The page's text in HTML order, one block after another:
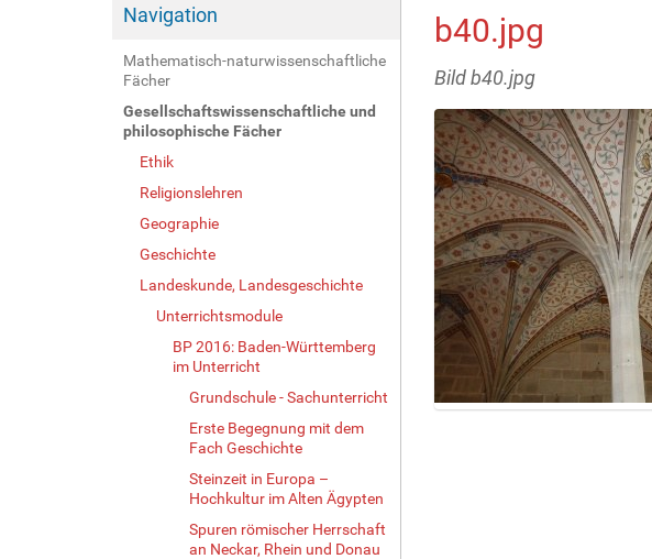
Navigation
Mathematisch-naturwissenschaftliche
Fächer
Gesellschaftswissenschaftliche und
philosophische Fächer
Ethik
Religionslehren
Geographie
Geschichte
Landeskunde, Landesgeschichte
Unterrichtsmodule
BP 2016: Baden-Württemberg
im Unterricht
Grundschule - Sachunterricht
Erste Begegnung mit dem
Fach Geschichte
Steinzeit in Europa –
Hochkultur im Alten Ägypten
Spuren römischer Herrschaft
an Neckar, Rhein und Donau
b40.jpg
Bild b40.jpg